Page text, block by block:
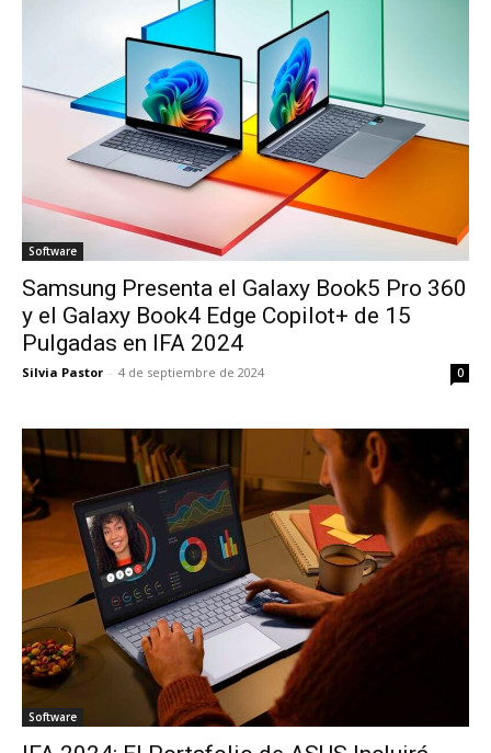
Software
Samsung Presenta el Galaxy Book5 Pro 360
y el Galaxy Book4 Edge Copilot+ de 15
Pulgadas en IFA 2024
Silvia Pastor - 4 de septiembre de 2024 0
Software